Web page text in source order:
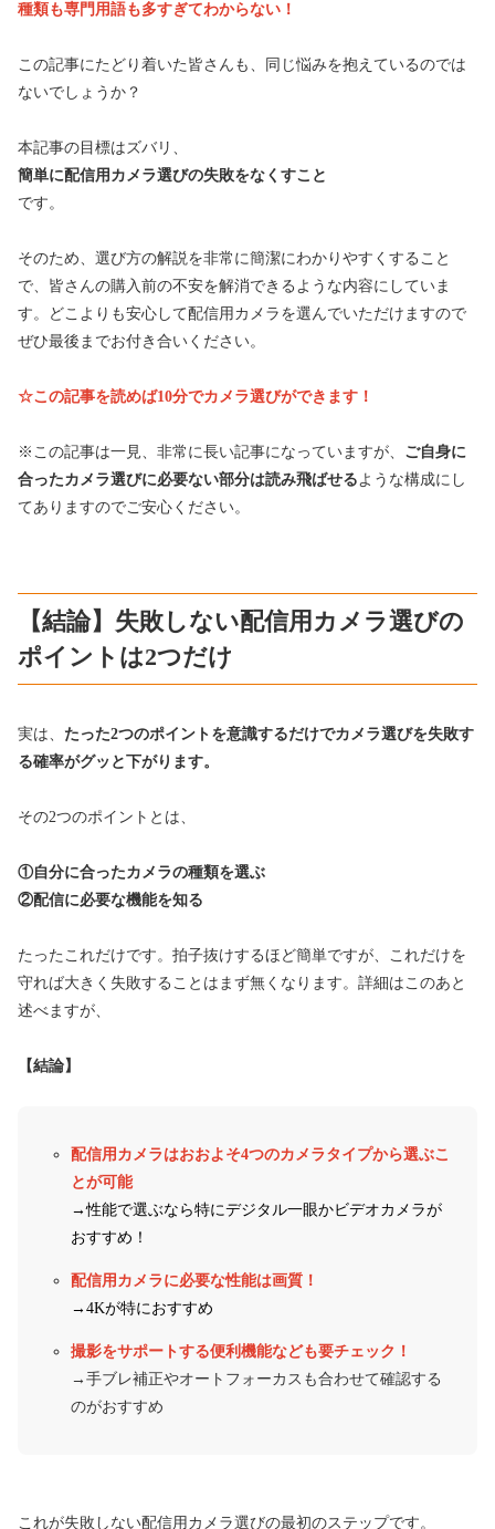
種類も専門用語も多すぎてわからない！
この記事にたどり着いた皆さんも、同じ悩みを抱えているのでは
ないでしょうか？
本記事の目標はズバリ、
簡単に配信用カメラ選びの失敗をなくすこと
です。
そのため、選び方の解説を非常に簡潔にわかりやすくすること
で、皆さんの購入前の不安を解消できるような内容にしていま
す。どこよりも安心して配信用カメラを選んでいただけますので
ぜひ最後までお付き合いください。
☆この記事を読めば10分でカメラ選びができます！
※この記事は一見、非常に長い記事になっていますが、 ご自身に
合ったカメラ選びに必要ない部分は読み飛ばせるような構成にし
てありますのでご安心ください。
【結論】失敗しない配信用カメラ選びの
ポイントは2つだけ
実は、 たった2つのポイントを意識するだけでカメラ選びを失敗す
る確率がグッと下がります。
その2つのポイントとは、
①自分に合ったカメラの種類を選ぶ
②配信に必要な機能を知る
たったこれだけです。拍子抜けするほど簡単ですが、これだけを
守れば大きく失敗することはまず無くなります。詳細はこのあと
述べますが、
【結論】
配信用カメラはおおよそ4つのカメラタイプから選ぶこ
とが可能
→性能で選ぶなら特にデジタル一眼かビデオカメラが
おすすめ！
配信用カメラに必要な性能は画質！
→4Kが特におすすめ
撮影をサポートする便利機能なども要チェック！
→手ブレ補正やオートフォーカスも合わせて確認する
のがおすすめ
これが失敗しない配信用カメラ選びの最初のステップです。